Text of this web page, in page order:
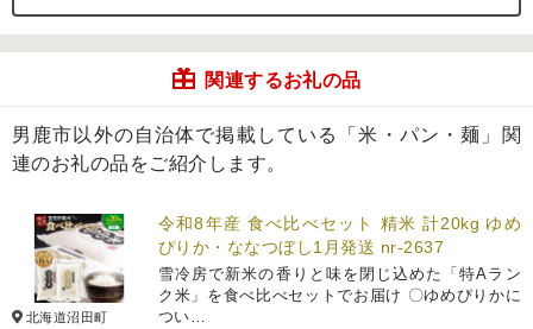
関連するお礼の品
男鹿市以外の自治体で掲載している「米・パン・麺」関
連のお礼の品をご紹介します。
北海道沼田町
令和8年産 食べ比べセット 精米 計20kg ゆめ
ぴりか・ななつぼし1月発送 nr-2637
雪冷房で新米の香りと味を閉じ込めた「特Aラン
ク米」を食べ比べセットでお届け 〇ゆめぴりかに
つい…